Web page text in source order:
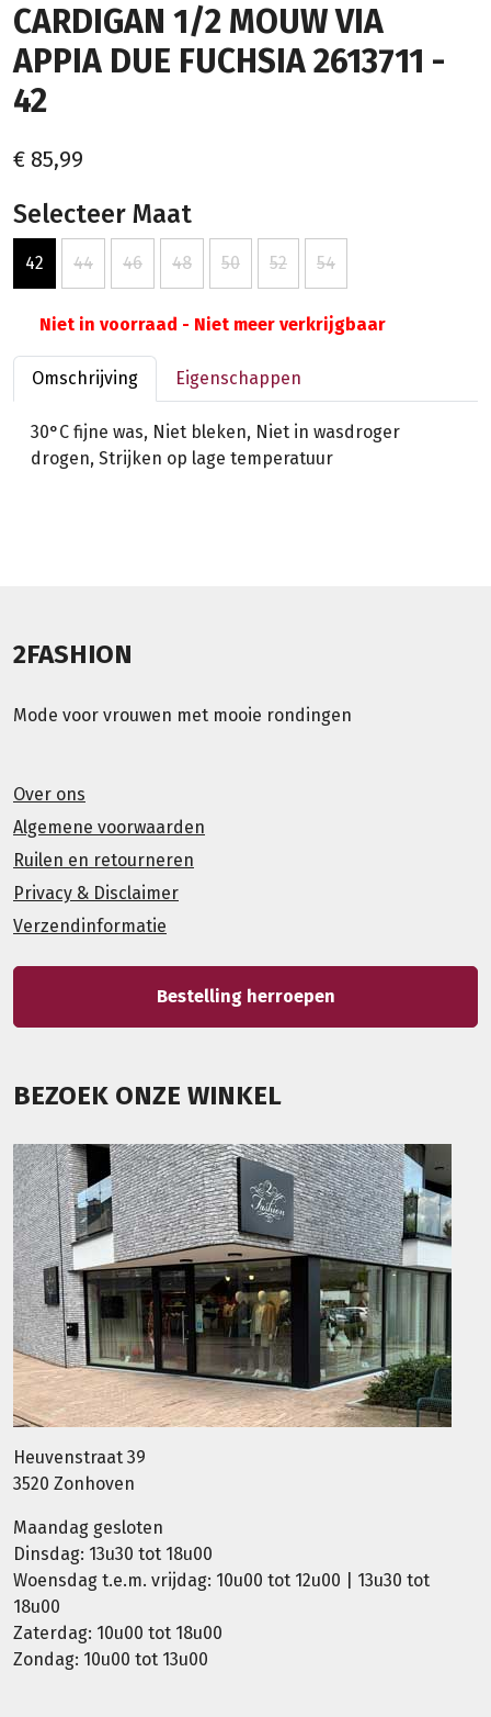
CARDIGAN 1/2 MOUW VIA
APPIA DUE FUCHSIA 2613711 -
42
€ 85,99
Selecteer Maat
42 44 46 48 50 52 54
Niet in voorraad - Niet meer verkrijgbaar
Omschrijving Eigenschappen
30°C fijne was, Niet bleken, Niet in wasdroger
drogen, Strijken op lage temperatuur
2FASHION
Mode voor vrouwen met mooie rondingen
Over ons
Algemene voorwaarden
Ruilen en retourneren
Privacy & Disclaimer
Verzendinformatie
Bestelling herroepen
BEZOEK ONZE WINKEL
Heuvenstraat 39
3520 Zonhoven
Maandag gesloten
Dinsdag: 13u30 tot 18u00
Woensdag t.e.m. vrijdag: 10u00 tot 12u00 | 13u30 tot
18u00
Zaterdag: 10u00 tot 18u00
Zondag: 10u00 tot 13u00